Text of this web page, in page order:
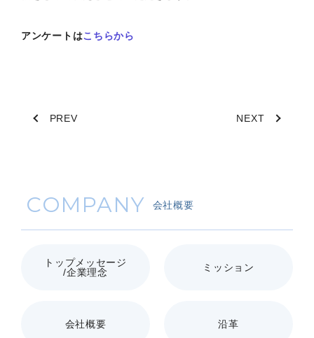
アンケートはこちらから
PREV NEXT
COMPANY 会社概要
トップメッセージ
/企業理念
ミッション
会社概要 沿革